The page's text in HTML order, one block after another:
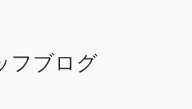
フブログ